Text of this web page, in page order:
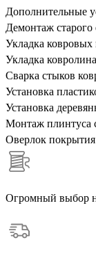
Дополнительные
Демонтаж старого
Укладка ковровых
Укладка
Сварка стыков
Установка
Установка
Монтаж плинтуса
Оверлок покрытия
Огромный выбор